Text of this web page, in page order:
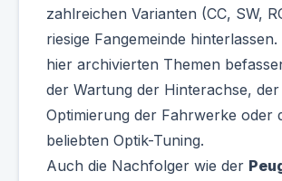
zahlreichen Varianten (CC, SW,
riesige Fangemeinde
hier archivierten Themen
der Wartung der Hinterachse, der
Optimierung der Fahrwerke oder
beliebten Optik-Tuning.
Auch die Nachfolger wie der